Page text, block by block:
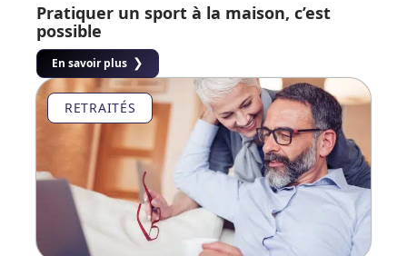
Pratiquer un sport à la maison, c’est
possible
En savoir plus
RETRAITÉS